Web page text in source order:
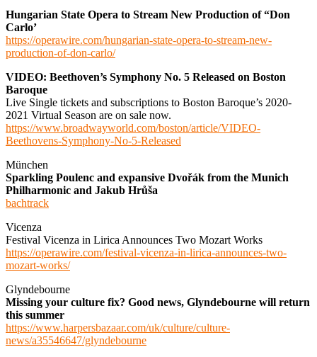
Hungarian State Opera to Stream New Production of “Don
Carlo’
https://operawire.com/hungarian-state-opera-to-stream-new-
production-of-don-carlo/
VIDEO: Beethoven’s Symphony No. 5 Released on Boston
Baroque
Live Single tickets and subscriptions to Boston Baroque’s 2020-
2021 Virtual Season are on sale now.
https://www.broadwayworld.com/boston/article/VIDEO-
Beethovens-Symphony-No-5-Released
München
Sparkling Poulenc and expansive Dvořák from the Munich
Philharmonic and Jakub Hrůša
bachtrack
Vicenza
Festival Vicenza in Lirica Announces Two Mozart Works
https://operawire.com/festival-vicenza-in-lirica-announces-two-
mozart-works/
Glyndebourne
Missing your culture fix? Good news, Glyndebourne will return
this summer
https://www.harpersbazaar.com/uk/culture/culture-
news/a35546647/glyndebourne